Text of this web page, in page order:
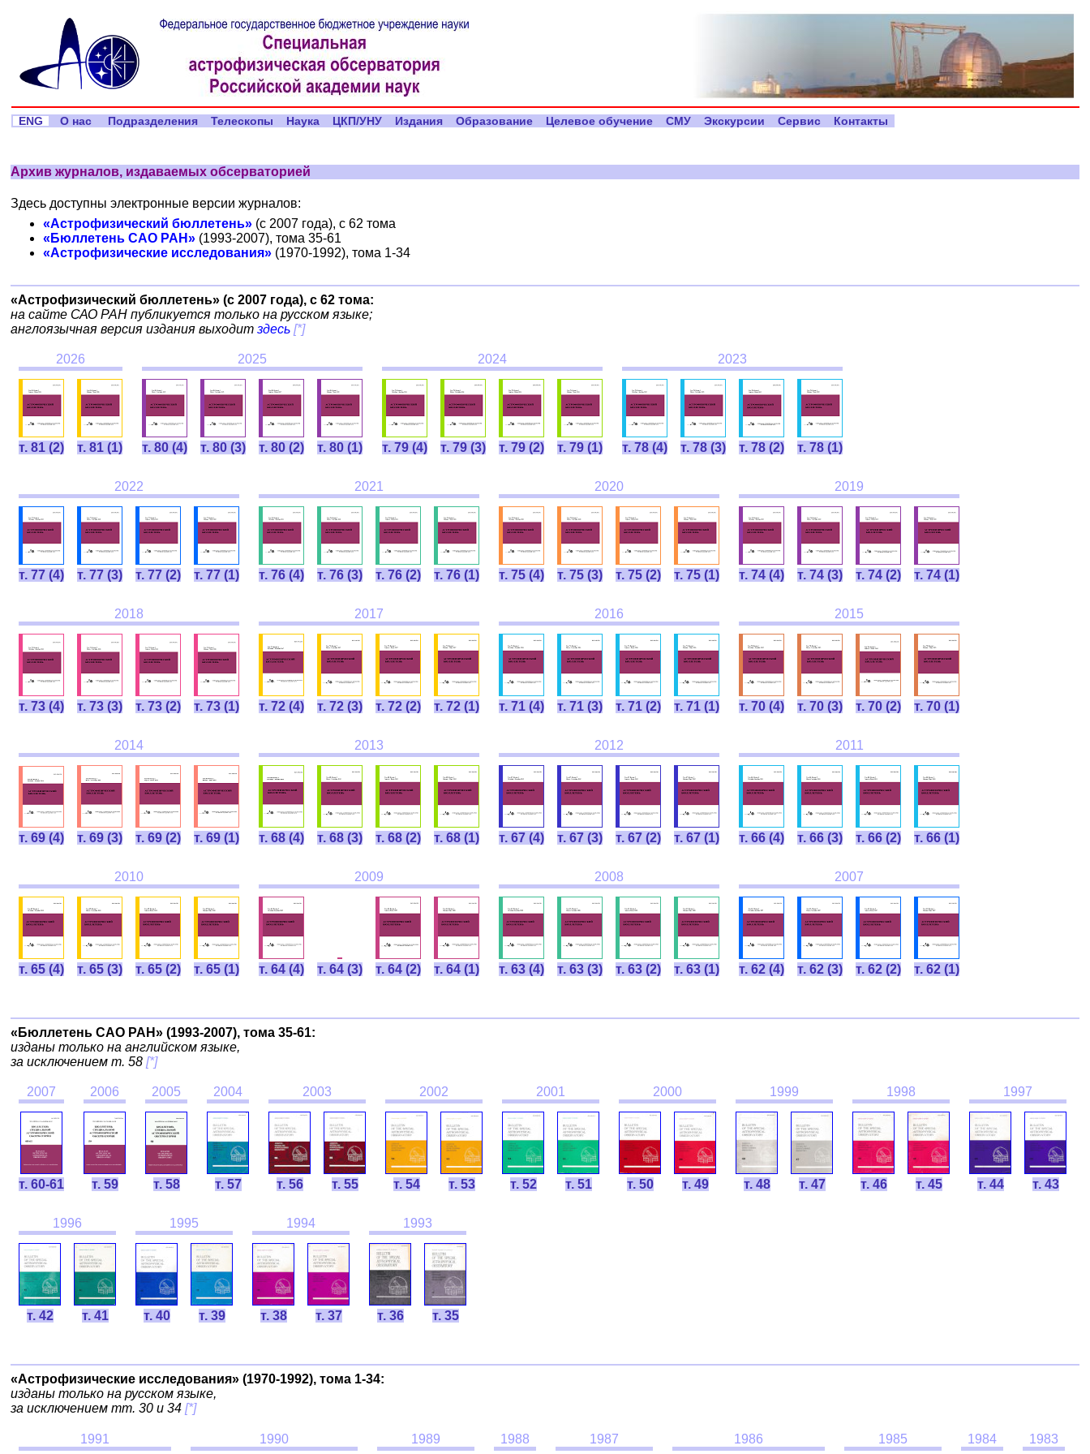
ENG О нас Подразделения Телескопы Наука ЦКП/УНУ Издания Образование Целевое обучение СМУ Экскурсии Сервис Контакты
Архив журналов, издаваемых обсерваторией
Здесь доступны электронные версии журналов:
«Астрофизический бюллетень» (с 2007 года), с 62 тома
«Бюллетень САО РАН» (1993-2007), тома 35-61
«Астрофизические исследования» (1970-1992), тома 1-34
«Астрофизический бюллетень» (с 2007 года), с 62 тома:
на сайте САО РАН публикуется только на русском языке;
англоязычная версия издания выходитздесь [*]
2026
т. 81 (2) т. 81 (1)
2025
т. 80 (4) т. 80 (3) т. 80 (2) т. 80 (1)
2024
т. 79 (4) т. 79 (3) т. 79 (2) т. 79 (1)
2023
т. 78 (4) т. 78 (3) т. 78 (2) т. 78 (1)
2022
т. 77 (4) т. 77 (3) т. 77 (2) т. 77 (1)
2021
т. 76 (4) т. 76 (3) т. 76 (2) т. 76 (1)
2020
т. 75 (4) т. 75 (3) т. 75 (2) т. 75 (1)
2019
т. 74 (4) т. 74 (3) т. 74 (2) т. 74 (1)
2018
т. 73 (4) т. 73 (3) т. 73 (2) т. 73 (1)
2017
т. 72 (4) т. 72 (3) т. 72 (2) т. 72 (1)
2016
т. 71 (4) т. 71 (3) т. 71 (2) т. 71 (1)
2015
т. 70 (4) т. 70 (3) т. 70 (2) т. 70 (1)
2014
т. 69 (4) т. 69 (3) т. 69 (2) т. 69 (1)
2013
т. 68 (4) т. 68 (3) т. 68 (2) т. 68 (1)
2012
т. 67 (4) т. 67 (3) т. 67 (2) т. 67 (1)
2011
т. 66 (4) т. 66 (3) т. 66 (2) т. 66 (1)
2010
т. 65 (4) т. 65 (3) т. 65 (2) т. 65 (1)
2009
т. 64 (4) т. 64 (3) т. 64 (2) т. 64 (1)
2008
т. 63 (4) т. 63 (3) т. 63 (2) т. 63 (1)
2007
т. 62 (4) т. 62 (3) т. 62 (2) т. 62 (1)
«Бюллетень САО РАН» (1993-2007), тома 35-61:
изданы только на английском языке,
за исключением т. 58[*]
2007
т. 60-61
2006
т. 59
2005
т. 58
2004
т. 57
2003
т. 56 т. 55
2002
т. 54 т. 53
2001
т. 52 т. 51
2000
т. 50 т. 49
1999
т. 48 т. 47
1998
т. 46 т. 45
1997
т. 44 т. 43
1996
т. 42 т. 41
1995
т. 40 т. 39
1994
т. 38 т. 37
1993
т. 36 т. 35
«Астрофизические исследования» (1970-1992), тома 1-34:
изданы только на русском языке,
за исключением тт. 30 и 34[*]
1991 1990 1989 1988 1987 1986 1985 1984 1983